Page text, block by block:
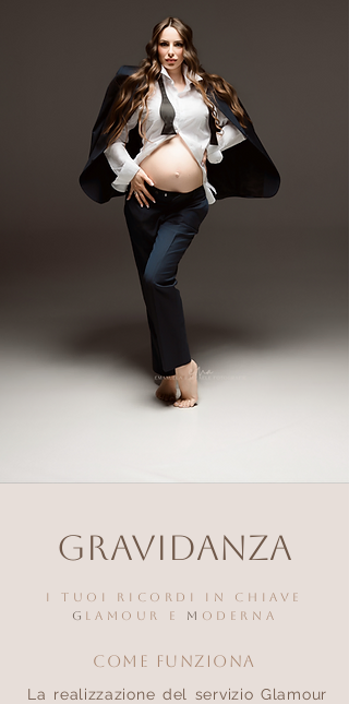
GRAVIDANZA
I tuoi ricordi in chiave
G lamour e M oderna
COME FUNZIONA
La realizzazione del servizio Glamour